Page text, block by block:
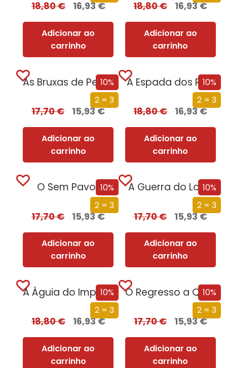
18,80€ 16,93€
Adicionar ao
carrinho
18,80€ 16,93€
Adicionar ao
carrinho
10%
2 = 3
As Bruxas de Pendle
17,70€ 15,93€
Adicionar ao
carrinho
10%
2 = 3
A Espada dos Reis
18,80€ 16,93€
Adicionar ao
carrinho
10%
2 = 3
O Sem Pavor
17,70€ 15,93€
Adicionar ao
carrinho
10%
2 = 3
A Guerra do Lobo
17,70€ 15,93€
Adicionar ao
carrinho
10%
2 = 3
A Águia do Império [Nova Edição]
18,80€ 16,93€
Adicionar ao
carrinho
10%
2 = 3
O Regresso a Quionga
17,70€ 15,93€
Adicionar ao
carrinho